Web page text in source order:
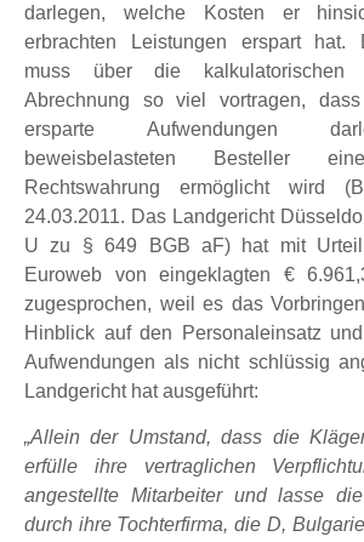
darlegen, welche Kosten er
erbrachten Leistungen erspart hat.
muss über die kalkulatorischen
Abrechnung so viel vortragen,
ersparte Aufwendungen
beweisbelasteten Besteller
Rechtswahrung ermöglicht wird
24.03.2011. Das Landgericht
U zu § 649 BGB aF) hat mit Urteil
Euroweb von eingeklagten €
zugesprochen, weil es das
Hinblick auf den Personaleinsatz
Aufwendungen als nicht schlüssig
Landgericht hat ausgeführt:
„Allein der Umstand, dass die
erfülle ihre vertraglichen
angestellte Mitarbeiter und lasse
durch ihre Tochterfirma, die D,